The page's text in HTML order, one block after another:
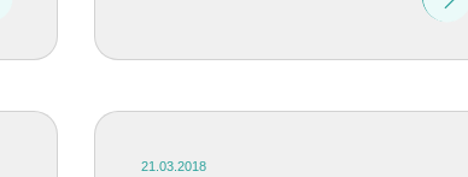
21.03.2018